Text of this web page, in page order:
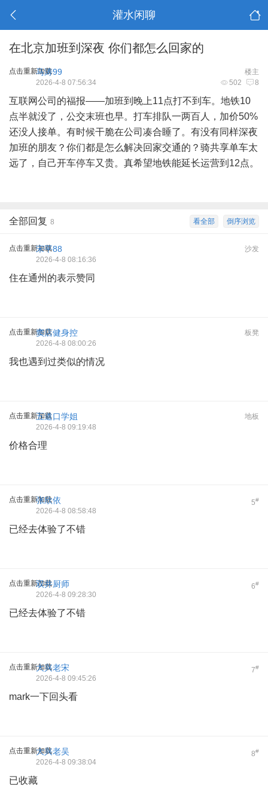
灌水闲聊
在北京加班到深夜 你们都怎么回家的
点击重新加载 楼主
马涛99
502 8
2026-4-8 07:56:34
互联网公司的福报——加班到晚上11点打不到车。地铁10
点半就没了，公交末班也早。打车排队一两百人，加价50%
还没人接单。有时候干脆在公司凑合睡了。有没有同样深夜
加班的朋友？你们都是怎么解决回家交通的？骑共享单车太
远了，自己开车停车又贵。真希望地铁能延长运营到12点。
倒序浏览
看全部
全部回复 8
点击重新加载 沙发
宋平88
2026-4-8 08:16:36
住在通州的表示赞同
点击重新加载 板凳
窦店健身控
2026-4-8 08:00:26
我也遇到过类似的情况
点击重新加载 地板
五道口学姐
2026-4-8 09:19:48
价格合理
点击重新加载 5#
张欣依
2026-4-8 08:58:48
已经去体验了不错
点击重新加载 6#
双井厨师
2026-4-8 09:28:30
已经去体验了不错
点击重新加载 7#
大兴老宋
2026-4-8 09:45:26
mark一下回头看
点击重新加载 8#
大兴老吴
2026-4-8 09:38:04
已收藏